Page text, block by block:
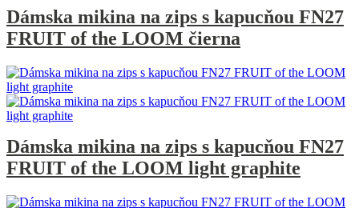
Dámska mikina na zips s kapucňou FN27
FRUIT of the LOOM čierna
Dámska mikina na zips s kapucňou FN27
FRUIT of the LOOM light graphite